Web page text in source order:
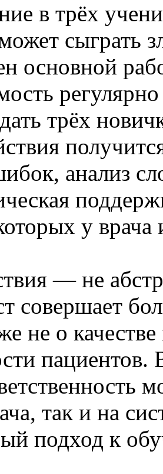
в трёх
сыграть
основной
трёх
анализ
у врача
— не
совершает
не о
пациентов.
так и на
подход к